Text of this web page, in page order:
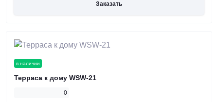
Заказать
в наличии
Терраса к дому WSW-21
0